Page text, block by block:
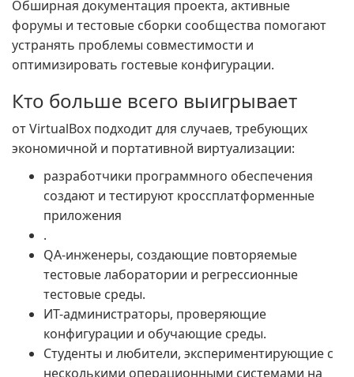
Обширная документация проекта, активные
форумы и тестовые сборки сообщества помогают
устранять проблемы совместимости и
оптимизировать гостевые конфигурации.
Кто больше всего выигрывает
от VirtualBox подходит для случаев, требующих
экономичной и портативной виртуализации:
разработчики программного обеспечения
создают и тестируют кроссплатформенные
приложения
.
QA-инженеры, создающие повторяемые
тестовые лаборатории и регрессионные
тестовые среды.
ИТ-администраторы, проверяющие
конфигурации и обучающие среды.
Студенты и любители, экспериментирующие с
несколькими операционными системами на